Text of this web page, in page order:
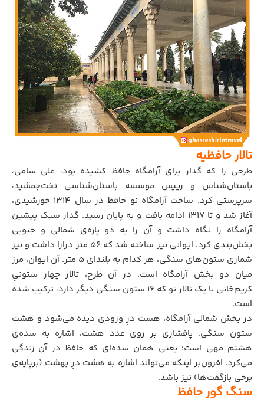
تالار حافظیه
طرحی را که گدار برای آرامگاه حافظ کشیده بود، علی سامی،
باستان‌شناس و رییس موسسه باستان‌شناسی تخت‌جمشید،
سرپرستی کرد. ساخت آرامگاه نو حافظ در سال ۱۳۱۴ خورشیدی،
آغاز شد و تا ۱۳۱۷ ادامه یافت و به پایان رسید. گدار سبک پیشین
آرامگاه را نگاه داشت و آن را به دو پاره‌ی شمالی و جنوبی
بخش‌بندی کرد. ایوانی نیز ساخته شد که ۵۶ متر درازا داشت و نیز
شماری ستون‌های سنگی، هر کدام به بلندای ۵ متر. آن ایوان، مرز
میان دو بخش آرامگاه است. در آن طرح، تالار چهار ستونیِ
کریم‌خانی با یک تالار نو که ۱۶ ستون سنگی دیگر دارد، ترکیب شده
است.
در بخش شمالی آرامگاه، هست درِ ورودی دیده می‌شود و هشت
ستون سنگی. پافشاری بر روی عدد هشت، اشاره به سده‌ی
هشتم مهی است؛ یعنی همان سده‌ای که حافظ در آن زندگی
می‌کرد. افزون‌بر اینکه می‌تواند اشاره به هشت درِ بهشت (برپایه‌ی
برخی بازگفت‌ها) نیز باشد.
سنگ گور حافظ